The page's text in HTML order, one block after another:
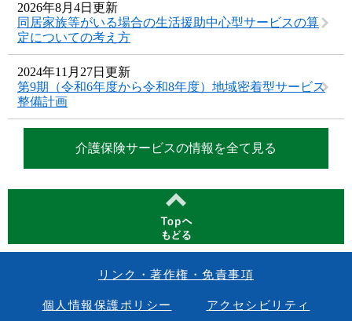
2026年8月4日更新
同居家族等がいる場合の生活援助中心型サービスの算
定についての考え方
2024年11月27日更新
第9期（令和6年度から令和8年度）地域密着型サービス
整備計画
介護保険サービスの情報を全て見る
リンク・著作権・免責事項
個人情報保護ポリシー アクセシビリティ